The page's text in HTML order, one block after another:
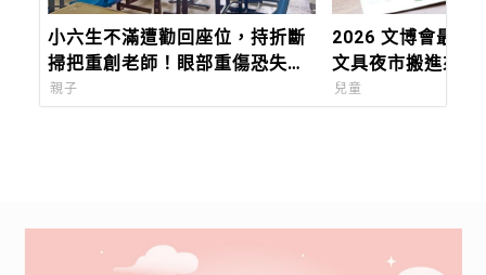
小六生不滿遭勸回座位，持折斷
掃把重創老師！眼部重傷恐失
明。教育局介入輔導
親子
2026 文博會最好
文具夜市搬進來啦
香菜、麻油變成
兒童